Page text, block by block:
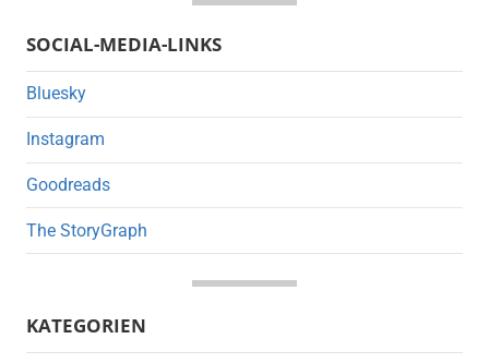
SOCIAL-MEDIA-LINKS
Bluesky
Instagram
Goodreads
The StoryGraph
KATEGORIEN